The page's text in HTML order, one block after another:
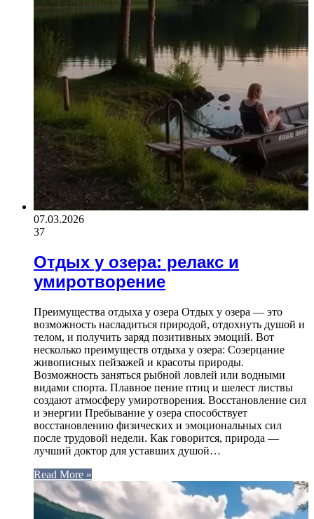
07.03.2026
37
Отдых у озера: релакс и
умиротворение
Преимущества отдыха у озера Отдых у озера — это
возможность насладиться природой, отдохнуть душой и
телом, и получить заряд позитивных эмоций. Вот
несколько преимуществ отдыха у озера: Созерцание
живописных пейзажей и красоты природы.
Возможность заняться рыбной ловлей или водными
видами спорта. Плавное пение птиц и шелест листвы
создают атмосферу умиротворения. Восстановление сил
и энергии Пребывание у озера способствует
восстановлению физических и эмоциональных сил
после трудовой недели. Как говорится, природа —
лучший доктор для уставших душой…
Read More »